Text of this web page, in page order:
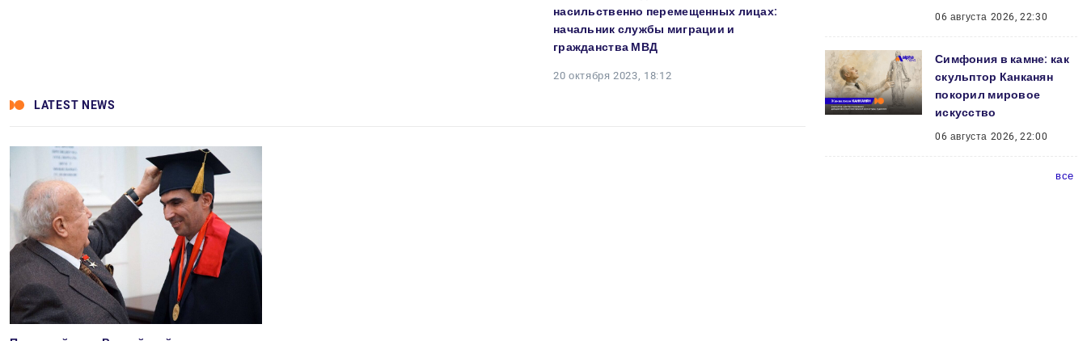
насильственно перемещенных лицах:
начальник службы миграции и
гражданства МВД
20 октября 2023, 18:12
LATEST NEWS
06 августа 2026, 22:30
Симфония в камне: как
скульптор Канканян
покорил мировое
искусство
06 августа 2026, 22:00
все